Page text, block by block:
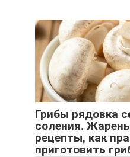
Грибы рядовка
соления.
рецепты, как
приготовить